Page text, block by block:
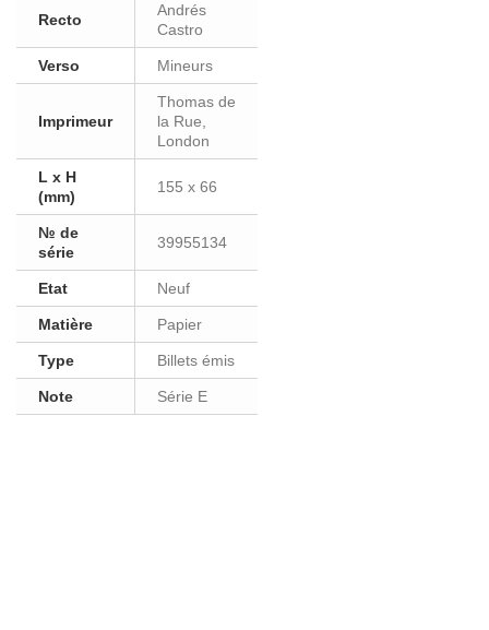
Recto
Andrés
Castro
Verso Mineurs
Imprimeur
Thomas de
la Rue,
London
L x H
(mm)
155 x 66
№ de
série
39955134
Etat Neuf
Matière Papier
Type Billets émis
Note Série E